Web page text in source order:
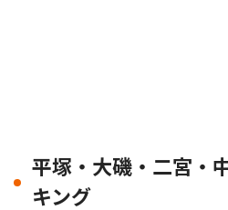
平塚・大磯・二宮・
キング